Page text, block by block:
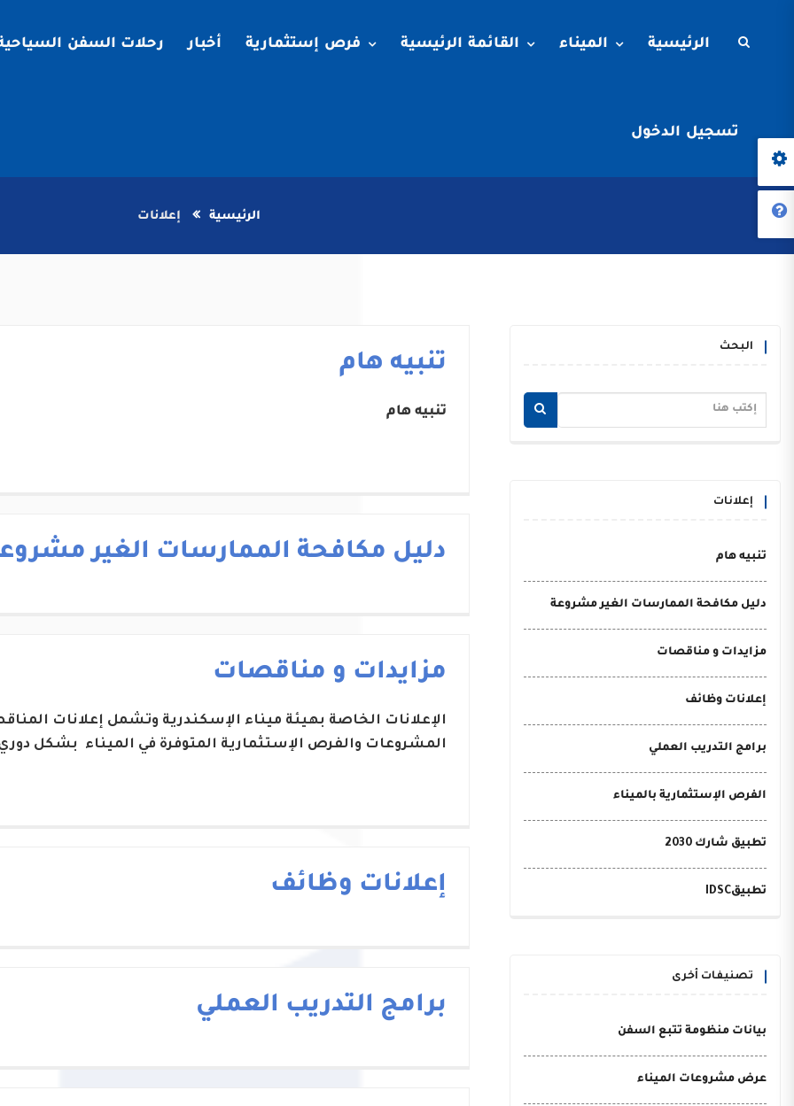
الرئيسية الميناء القائمة الرئيسية فرص إستثمارية أخبار رحلات السفن
تسجيل الدخول
الرئيسية إعلانات
البحث
إعلانات
تنبيه هام
دليل مكافحة الممارسات الغير مشروعة
مزايدات و مناقصات
إعلانات وظائف
برامج التدريب العملي
الفرص الإستثمارية بالميناء
تطبيق شارك 2030
تطبيقIDSC
تصنيفات أخرى
بيانات منظومة تتبع السفن
عرض مشروعات الميناء
تنبيه هام
تنبيه هام
دليل مكافحة الممارسات الغير
مزايدات و مناقصات
الإعلانات الخاصة بهيئة ميناء الإسكندرية وتشمل إعلانات
المشروعات والفرص الإستثمارية المتوفرة في الميناء بشكل
إعلانات وظائف
برامج التدريب العملي